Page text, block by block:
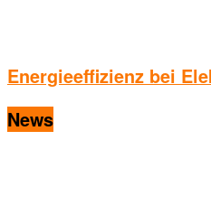
Energieeffizienz bei
News